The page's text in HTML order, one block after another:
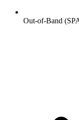
Out-of-Band